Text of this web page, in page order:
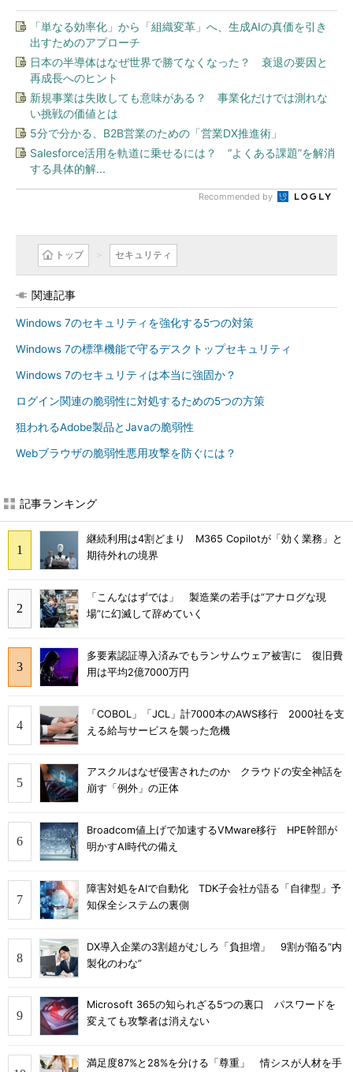
「単なる効率化」から「組織変革」へ、生成AIの真価を引き
出すためのアプローチ
日本の半導体はなぜ世界で勝てなくなった？ 衰退の要因と
再成長へのヒント
新規事業は失敗しても意味がある？ 事業化だけでは測れな
い挑戦の価値とは
5分で分かる、B2B営業のための「営業DX推進術」
Salesforce活用を軌道に乗せるには？ “よくある課題”を解消
する具体的解...
Recommended by
トップ セキュリティ
関連記事
Windows 7のセキュリティを強化する5つの対策
Windows 7の標準機能で守るデスクトップセキュリティ
Windows 7のセキュリティは本当に強固か？
ログイン関連の脆弱性に対処するための5つの方策
狙われるAdobe製品とJavaの脆弱性
Webブラウザの脆弱性悪用攻撃を防ぐには？
記事ランキング
継続利用は4割どまり M365 Copilotが「効く業務」と
期待外れの境界
「こんなはずでは」 製造業の若手は“アナログな現
場”に幻滅して辞めていく
多要素認証導入済みでもランサムウェア被害に 復旧費
用は平均2億7000万円
「COBOL」「JCL」計7000本のAWS移行 2000社を支
える給与サービスを襲った危機
アスクルはなぜ侵害されたのか クラウドの安全神話を
崩す「例外」の正体
Broadcom値上げで加速するVMware移行 HPE幹部が
明かすAI時代の備え
障害対処をAIで自動化 TDK子会社が語る「自律型」予
知保全システムの裏側
DX導入企業の3割超がむしろ「負担増」 9割が陥る“内
製化のわな”
Microsoft 365の知られざる5つの裏口 パスワードを
変えても攻撃者は消えない
満足度87%と28%を分ける「尊重」 情シスが人材を手